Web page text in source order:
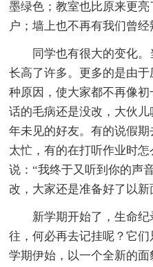
墨绿色；教室也比原来更
户；墙上也不再有我们曾
同学也有很大的变化
长高了许多。更多的是由
种原因，使大家都不再像
话的毛病还是没改，大伙
年未见的好友。有的说假
太忙，有的在打听作业时
说：“我终于又听到你的声
改，大家还是准备好了以新
新学期开始了，生命
往，何必再去记挂呢？它
学期伊始，以一个全新的面